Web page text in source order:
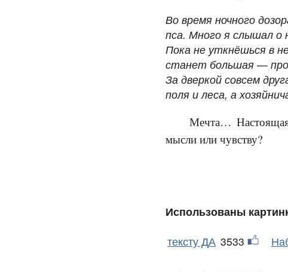
Во время ночного
пса. Много я слышал о
Пока не уткнёшься в
станет большая —
За дверкой совсем
поля и леса, а
Мечта…
мысли или чувству?
Использованы
тексту ДА 3533